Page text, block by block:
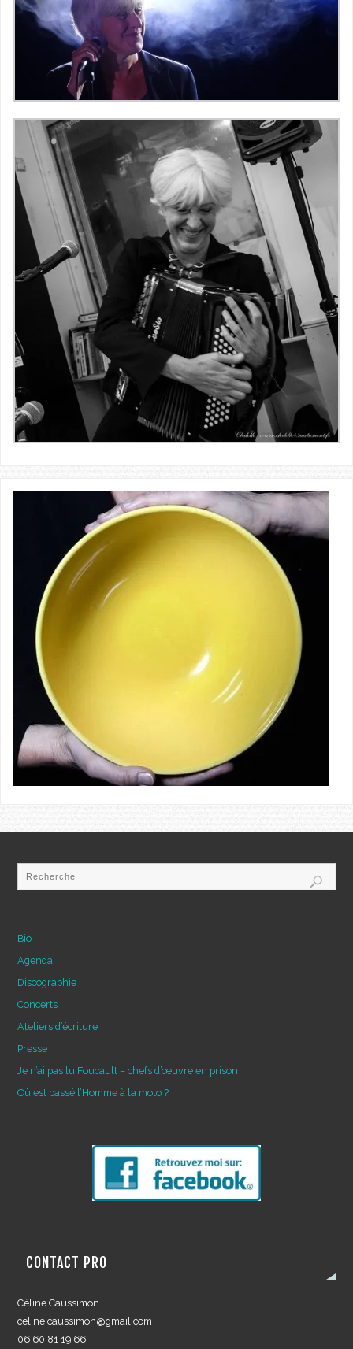
Bio
Agenda
Discographie
Concerts
Ateliers d’écriture
Presse
Je n’ai pas lu Foucault – chefs d’œuvre en prison
Où est passé l’Homme à la moto ?
CONTACT PRO
Céline Caussimon
celine.caussimon@gmail.com
06 60 81 19 66